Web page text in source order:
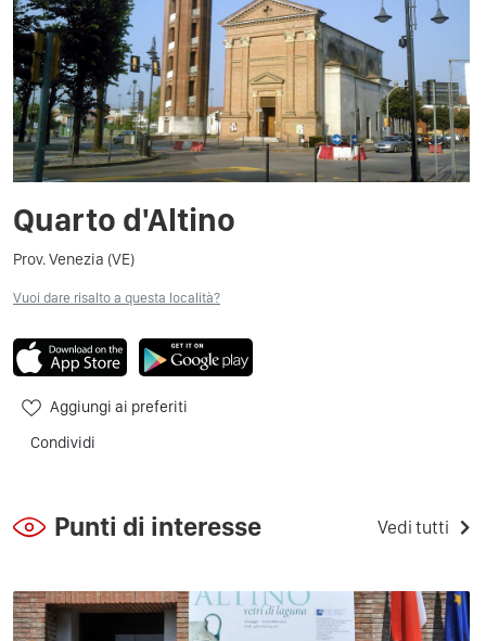
Quarto d'Altino
Prov. Venezia (VE)
Vuoi dare risalto a questa località?
Aggiungi ai preferiti
Condividi
Punti di interesse Vedi tutti